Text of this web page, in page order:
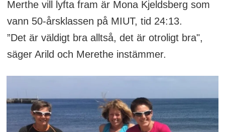
Merthe vill lyfta fram är Mona Kjeldsberg som
vann 50-årsklassen på MIUT, tid 24:13.
”Det är väldigt bra alltså, det är otroligt bra",
säger Arild och Merethe instämmer.